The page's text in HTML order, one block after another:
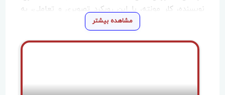
نویسنده، کلر مونته، با این رویکرد تصویری و تعاملی، به
والدین کمک می‌کند تا در کنار فرزندانشان، تمرین‌های
مربوط به زمان را در ذهن کودکانشان تثبیت کنند. یک
آشنایی کودکان با دنیای شگفت‌انگیز زمان است.
مشاهده بیشتر